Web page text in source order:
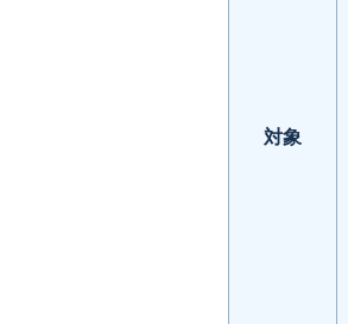
対象